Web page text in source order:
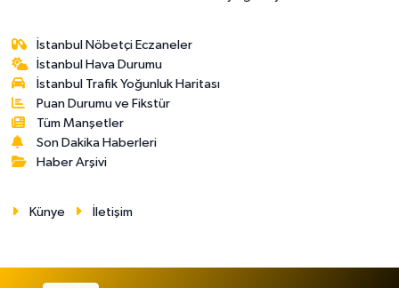
İstanbul Nöbetçi Eczaneler
İstanbul Hava Durumu
İstanbul Trafik Yoğunluk Haritası
Puan Durumu ve Fikstür
Tüm Manşetler
Son Dakika Haberleri
Haber Arşivi
Künye İletişim